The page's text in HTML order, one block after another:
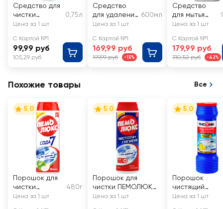
Средство для
чистки
сантехники
0,75л
Цена за 1 шт
С Картой №1
99,99 руб
105,29 руб
Средство
для удаления
жира нагара
сковородок
плит и других
поверхносте
600мл
Цена за 1 шт
С Картой №1
169,99 руб
199,99 руб -15%
Средство
для мытья
посуды FAIRY
лимон
Цена за 1 шт
С Картой №1
179,99 руб
310,52 руб -42%
Похожие товары Все
5.0
Порошок для
чистки
ПЕМОЛЮКС
480г
Цена за 1 шт
5.0
Порошок для
чистки ПЕМОЛЮКС
Чистота+Гигиена
Цена за 1 шт
5.0
Порошок
чистящий
ЧИСТИН Лимон
Цена за 1 шт